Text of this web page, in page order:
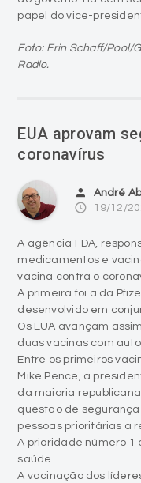
papel do vice-
Foto: Erin Schaff/Pool/
Radio.
EUA aprovam
coronavírus
person André
access_time 19/12/
A agência FDA,
medicamentos e
vacina contra o
A primeira foi a da
desenvolvido em
Os EUA avançam
duas vacinas com
Entre os primeiros
Mike Pence, a
da maioria republicana
questão de
pessoas prioritárias a
A prioridade número
saúde.
A vacinação dos